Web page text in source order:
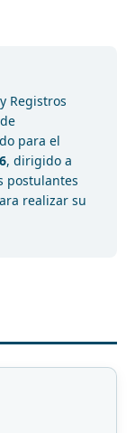
Registros
para el
, dirigido a
postulantes
realizar su